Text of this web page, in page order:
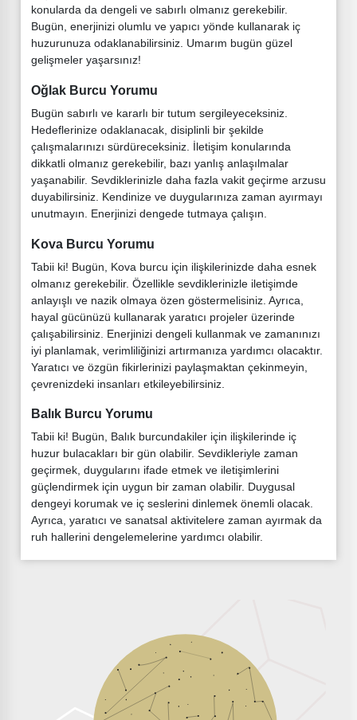
konularda da dengeli ve sabırlı olmanız gerekebilir.
Bugün, enerjinizi olumlu ve yapıcı yönde kullanarak iç
huzurunuza odaklanabilirsiniz. Umarım bugün güzel
gelişmeler yaşarsınız!
Oğlak Burcu Yorumu
Bugün sabırlı ve kararlı bir tutum sergileyeceksiniz.
Hedeflerinize odaklanacak, disiplinli bir şekilde
çalışmalarınızı sürdüreceksiniz. İletişim konularında
dikkatli olmanız gerekebilir, bazı yanlış anlaşılmalar
yaşanabilir. Sevdiklerinizle daha fazla vakit geçirme arzusu
duyabilirsiniz. Kendinize ve duygularınıza zaman ayırmayı
unutmayın. Enerjinizi dengede tutmaya çalışın.
Kova Burcu Yorumu
Tabii ki! Bugün, Kova burcu için ilişkilerinizde daha esnek
olmanız gerekebilir. Özellikle sevdiklerinizle iletişimde
anlayışlı ve nazik olmaya özen göstermelisiniz. Ayrıca,
hayal gücünüzü kullanarak yaratıcı projeler üzerinde
çalışabilirsiniz. Enerjinizi dengeli kullanmak ve zamanınızı
iyi planlamak, verimliliğinizi artırmanıza yardımcı olacaktır.
Yaratıcı ve özgün fikirlerinizi paylaşmaktan çekinmeyin,
çevrenizdeki insanları etkileyebilirsiniz.
Balık Burcu Yorumu
Tabii ki! Bugün, Balık burcundakiler için ilişkilerinde iç
huzur bulacakları bir gün olabilir. Sevdikleriyle zaman
geçirmek, duygularını ifade etmek ve iletişimlerini
güçlendirmek için uygun bir zaman olabilir. Duygusal
dengeyi korumak ve iç seslerini dinlemek önemli olacak.
Ayrıca, yaratıcı ve sanatsal aktivitelere zaman ayırmak da
ruh hallerini dengelemelerine yardımcı olabilir.